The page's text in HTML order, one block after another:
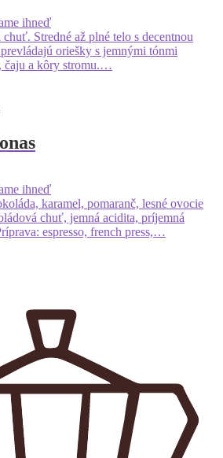
ihneď
Stredné až plné telo s decentnou
oriešky s jemnými tónmi
čaju a kôry stromu.…
ihneď
karamel, pomaranč, lesné ovocie
chuť, jemná acidita, príjemná
espresso, french press,…